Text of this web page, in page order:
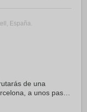
España.
de una
a unos pasos